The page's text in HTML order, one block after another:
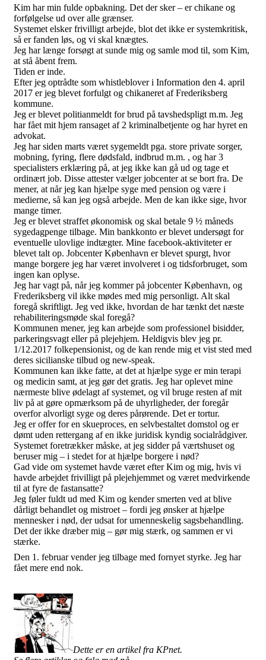
Kim har min fulde opbakning. Det der sker – er chikane og
forfølgelse ud over alle grænser.
Systemet elsker frivilligt arbejde, blot det ikke er systemkritisk,
så er fanden løs, og vi skal knægtes.
Jeg har længe forsøgt at sunde mig og samle mod til, som Kim,
at stå åbent frem.
Tiden er inde.
Efter jeg optrådte som whistleblover i Information den 4. april
2017 er jeg blevet forfulgt og chikaneret af Frederiksberg
kommune.
Jeg er blevet politianmeldt for brud på tavshedspligt m.m. Jeg
har fået mit hjem ransaget af 2 kriminalbetjente og har hyret en
advokat.
Jeg har siden marts været sygemeldt pga. store private sorger,
mobning, fyring, flere dødsfald, indbrud m.m. , og har 3
specialisters erklæring på, at jeg ikke kan gå ud og tage et
ordinært job. Disse attester vælger jobcenter at se bort fra. De
mener, at når jeg kan hjælpe syge med pension og være i
medierne, så kan jeg også arbejde. Men de kan ikke sige, hvor
mange timer.
Jeg er blevet straffet økonomisk og skal betale 9 ½ måneds
sygedagpenge tilbage. Min bankkonto er blevet undersøgt for
eventuelle ulovlige indtægter. Mine facebook-aktiviteter er
blevet talt op. Jobcenter København er blevet spurgt, hvor
mange borgere jeg har været involveret i og tidsforbruget, som
ingen kan oplyse.
Jeg har vagt på, når jeg kommer på jobcenter København, og
Frederiksberg vil ikke mødes med mig personligt. Alt skal
foregå skriftligt. Jeg ved ikke, hvordan de har tænkt det næste
rehabiliteringsmøde skal foregå?
Kommunen mener, jeg kan arbejde som professionel bisidder,
parkeringsvagt eller på plejehjem. Heldigvis blev jeg pr.
1/12.2017 folkepensionist, og de kan rende mig et vist sted med
deres sicilianske tilbud og new-speak.
Kommunen kan ikke fatte, at det at hjælpe syge er min terapi
og medicin samt, at jeg gør det gratis. Jeg har oplevet mine
nærmeste blive ødelagt af systemet, og vil bruge resten af mit
liv på at gøre opmærksom på de uhyrligheder, der foregår
overfor alvorligt syge og deres pårørende. Det er tortur.
Jeg er offer for en skueproces, en selvbestaltet domstol og er
dømt uden rettergang af en ikke juridisk kyndig socialrådgiver.
Systemet foretrækker måske, at jeg sidder på værtshuset og
beruser mig – i stedet for at hjælpe borgere i nød?
Gad vide om systemet havde været efter Kim og mig, hvis vi
havde arbejdet frivilligt på plejehjemmet og været medvirkende
til at fyre de fastansatte?
Jeg føler fuldt ud med Kim og kender smerten ved at blive
dårligt behandlet og mistroet – fordi jeg ønsker at hjælpe
mennesker i nød, der udsat for umenneskelig sagsbehandling.
Det der ikke dræber mig – gør mig stærk, og sammen er vi
stærke.
Den 1. februar vender jeg tilbage med fornyet styrke. Jeg har
fået mere end nok.
Dette er en artikel fra KPnet.